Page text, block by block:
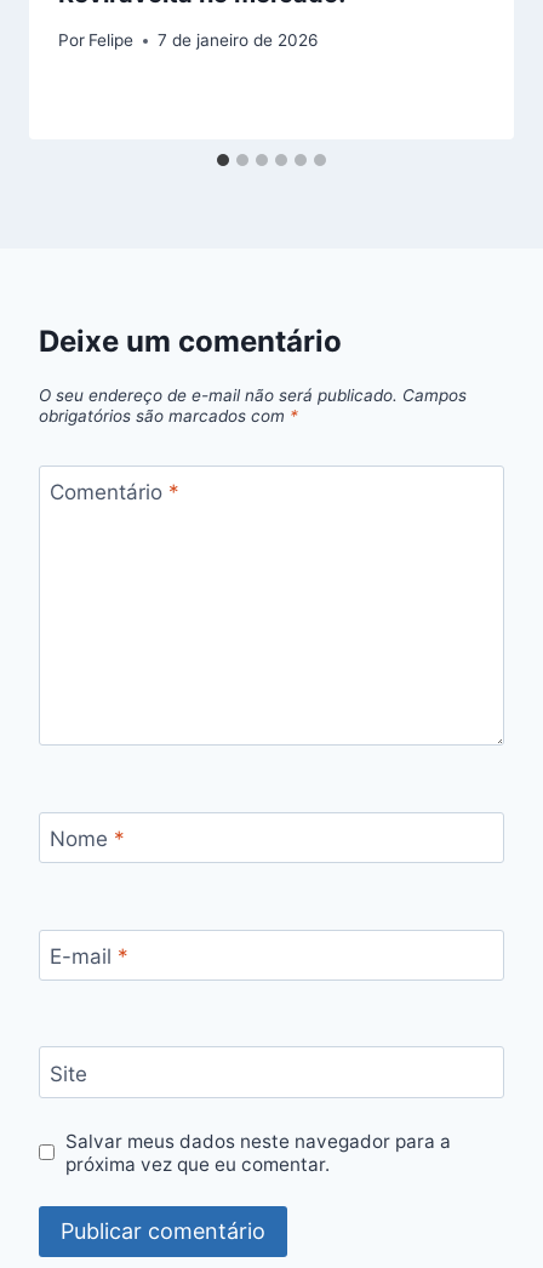
Por Felipe 7 de janeiro de 2026
Deixe um comentário
O seu endereço de e-mail não será publicado. Campos
obrigatórios são marcados com *
Comentário *
Nome *
E-mail *
Site
Salvar meus dados neste navegador para a
próxima vez que eu comentar.